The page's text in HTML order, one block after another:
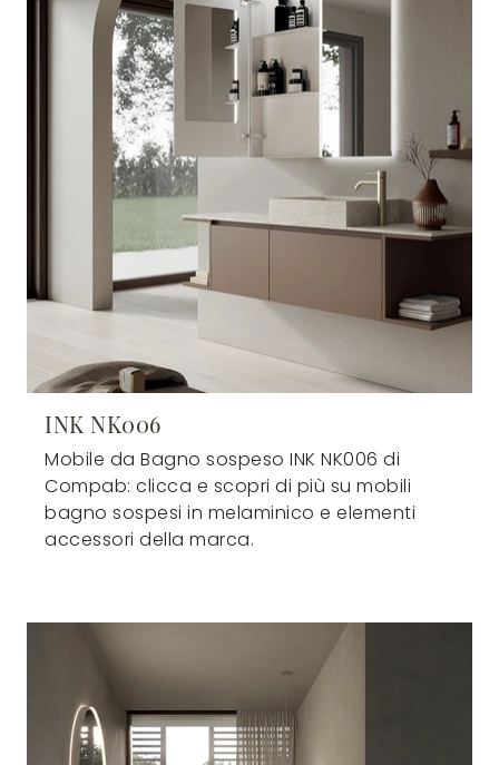
INK NK006
Mobile da Bagno sospeso INK NK006 di
Compab: clicca e scopri di più su mobili
bagno sospesi in melaminico e elementi
accessori della marca.